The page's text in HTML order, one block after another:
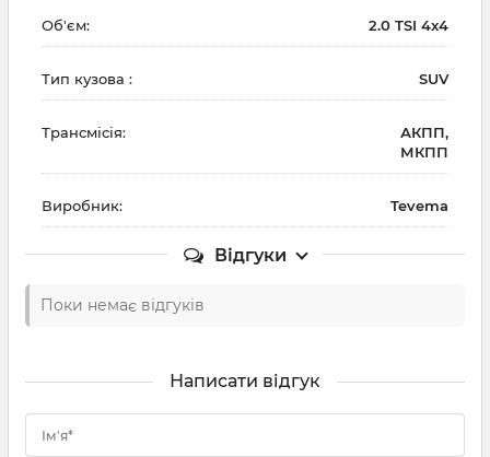
Об'єм: 2.0 TSI 4x4
Тип кузова : SUV
Трансмісія:
АКПП,
МКПП
Виробник: Tevema
Відгуки
Поки немає відгуків
Написати відгук
Ім'я*